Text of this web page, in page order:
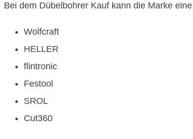
Bei dem Dübelbohrer Kauf kann die Marke
Wolfcraft
HELLER
flintronic
Festool
SROL
Cut360